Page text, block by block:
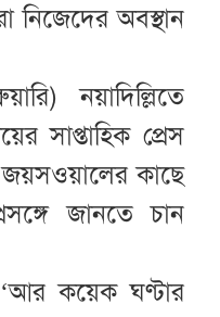
নিজেদের অবস্থান
নয়াদিল্লিতে
সাপ্তাহিক প্রেস
জয়সওয়ালের কাছে
জানতে চান
কয়েক ঘণ্টার